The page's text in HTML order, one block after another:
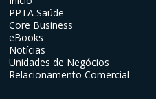
PPTA Saúde
Core Business
eBooks
Notícias
Unidades de Negócios
Relacionamento Comercial